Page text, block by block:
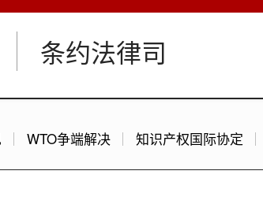
条约法律司
WTO争端解决 知识产权国际协定